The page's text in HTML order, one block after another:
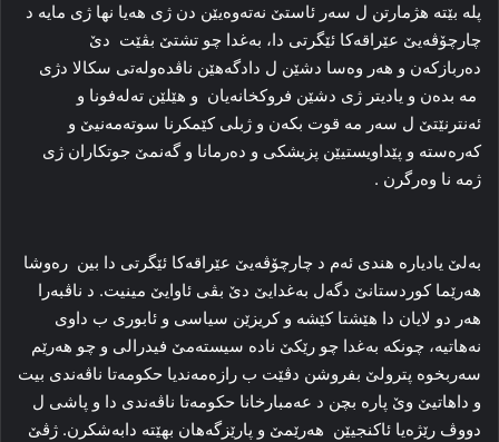
پلە بێتە هژمارتن ل سەر ئاستێ نەتەوەیێن دن ژی هەیا نها ژی مایە د
چارچۆڤەیێ عێراقەکا ئێگرتی دا، بەغدا چو تشتێ بڤێت دێ
دەربازکەن و هەر وەسا دشێن ل دادگەهێن ناڤدەولەتی سکالا دژی
مە بدەن و یادیتر ژی دشێن فروکخانەیان و هێلێن تەلەفونا و
ئەنترنێتێ ل سەر مە قوت بکەن و ژبلی کێمکرنا سوتەمەنیێ و
کەرەستە و پێداویستیێن پزیشکی و دەرمانا و گەنمێ جوتکاران ژی
ژمە نا وەرگرن .
بەلێ یادیارە هندی ئەم د چارچۆڤەیێ عێراقەکا ئێگرتی دا بین رەوشا
ھەرێما کوردستانێ دگەل بەغدایێ دێ بڤی ئاوایێ مینیت. د ناڤبەرا
ھەر دو لایان دا هێشتا کێشە و کریزێن سیاسی و ئابوری ب داوی
نەهاتیە، چونکە بەغدا چو رێکێ نادە سیستەمێ فیدرالی و چو هەرێم
سەربخوە پترولێ بفروشن دڤێت ب رازەمەندیا حکومەتا ناڤەندی بیت
و داهاتیێ وێ پارە بچن د عەمبارخانا حکومەتا ناڤەندی دا و پاشی ل
دووڤ رێژەیا ئاکنجیێن هەرێمێ و پارێزگەهان بهێتە دابەشکرن. ژڤێ